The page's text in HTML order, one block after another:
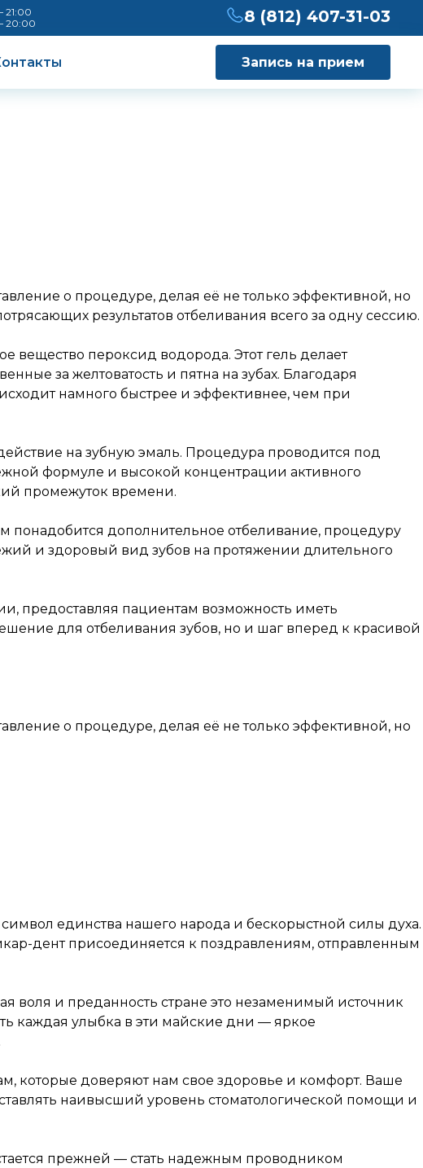
21:00
20:00
8 (812) 407-31-03
Запись на прием
о процедуре, делая её не только эффективной, но
результатов отбеливания всего за одну сессию.
вещество пероксид водорода. Этот гель делает
за желтоватость и пятна на зубах. Благодаря
намного быстрее и эффективнее, чем при
на зубную эмаль. Процедура проводится под
формуле и высокой концентрации активного
промежуток времени.
дополнительное отбеливание, процедуру
и здоровый вид зубов на протяжении длительного
предоставляя пациентам возможность иметь
для отбеливания зубов, но и шаг вперед к красивой
о процедуре, делая её не только эффективной, но
единства нашего народа и бескорыстной силы духа.
дент присоединяется к поздравлениям, отправленным
воля и преданность стране это незаменимый источник
каждая улыбка в эти майские дни — яркое
которые доверяют нам свое здоровье и комфорт. Ваше
наивысший уровень стоматологической помощи и
прежней — стать надежным проводником